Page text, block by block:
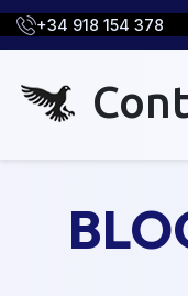
+34 918 154 378